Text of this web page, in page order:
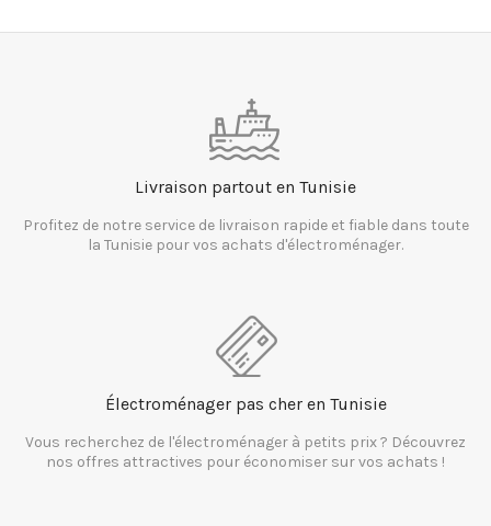
Livraison partout en Tunisie
Profitez de notre service de livraison rapide et fiable dans toute
la Tunisie pour vos achats d'électroménager.
Électroménager pas cher en Tunisie
Vous recherchez de l'électroménager à petits prix ? Découvrez
nos offres attractives pour économiser sur vos achats !